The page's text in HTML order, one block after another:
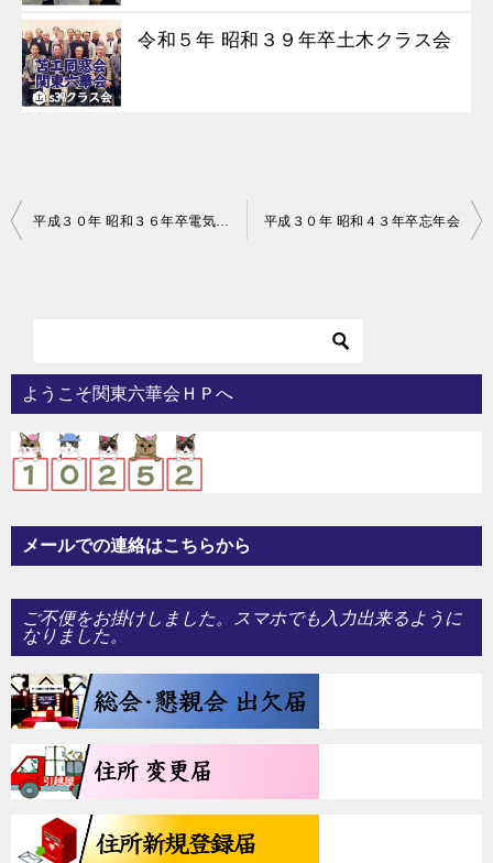
令和５年 昭和３９年卒土木クラス会
投
ー
シ
ョ
ン
平成３０年 昭和３６年卒電気クラス会 平成３０年 昭和４３年卒忘年会
ようこそ関東六華会ＨＰへ
メールでの連絡はこちらから
ご不便をお掛けしました。スマホでも入力出来るように
なりました。